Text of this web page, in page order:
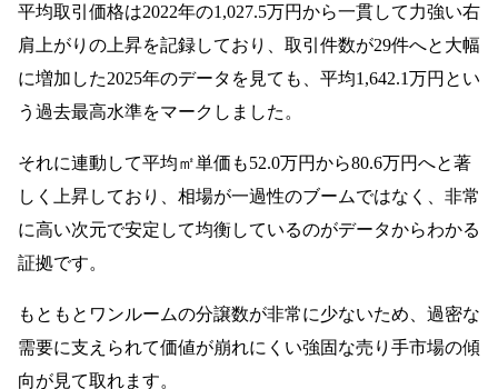
平均取引価格は2022年の1,027.5万円から一貫して力強い右
肩上がりの上昇を記録しており、取引件数が29件へと大幅
に増加した2025年のデータを見ても、平均1,642.1万円とい
う過去最高水準をマークしました。
それに連動して平均㎡単価も52.0万円から80.6万円へと著
しく上昇しており、相場が一過性のブームではなく、非常
に高い次元で安定して均衡しているのがデータからわかる
証拠です。
もともとワンルームの分譲数が非常に少ないため、過密な
需要に支えられて価値が崩れにくい強固な売り手市場の傾
向が見て取れます。